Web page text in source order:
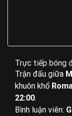
Trực tiếp bóng
Trận đấu giữa
khuôn khổ
22:00.
Bình luận viên: